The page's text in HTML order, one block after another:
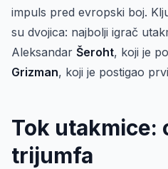
impuls pred evropski boj.
su dvojica: najbolji igrač
Aleksandar Šeroht, koji je
Grizman, koji je postigao
Tok utakmice:
trijumfa